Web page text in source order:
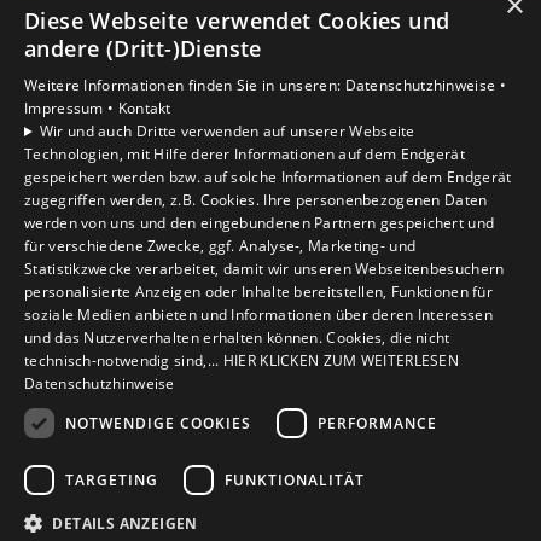
Unsere Bereiche
Gewerbekunden
Karriere
Unternehmen
Kontakt
Diese Webseite verwendet Cookies und
andere (Dritt-)Dienste
Weitere Informationen finden Sie in unseren: Datenschutzhinweise •
Impressum • Kontakt
Wir und auch Dritte verwenden auf unserer Webseite
Technologien, mit Hilfe derer Informationen auf dem Endgerät
gespeichert werden bzw. auf solche Informationen auf dem Endgerät
zugegriffen werden, z.B. Cookies. Ihre personenbezogenen Daten
werden von uns und den eingebundenen Partnern gespeichert und
für verschiedene Zwecke, ggf. Analyse-, Marketing- und
Statistikzwecke verarbeitet, damit wir unseren Webseitenbesuchern
personalisierte Anzeigen oder Inhalte bereitstellen, Funktionen für
soziale Medien anbieten und Informationen über deren Interessen
und das Nutzerverhalten erhalten können. Cookies, die nicht
technisch-notwendig sind,... HIER KLICKEN ZUM WEITERLESEN
Datenschutzhinweise
NOTWENDIGE COOKIES
PERFORMANCE
TARGETING FUNKTIONALITÄT
DETAILS ANZEIGEN